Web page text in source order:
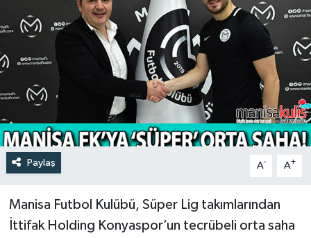
Paylaş A- A+
Manisa Futbol Kulübü, Süper Lig takımlarından
İttifak Holding Konyaspor’un tecrübeli orta saha
Türkiye
Yaşam